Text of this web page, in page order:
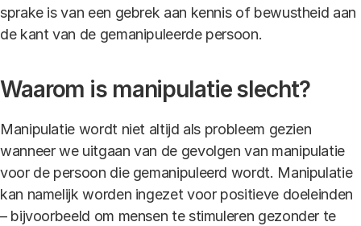
sprake is van een gebrek aan kennis of bewustheid aan
de kant van de gemanipuleerde persoon.
Waarom is manipulatie slecht?
Manipulatie wordt niet altijd als probleem gezien
wanneer we uitgaan van de gevolgen van manipulatie
voor de persoon die gemanipuleerd wordt. Manipulatie
kan namelijk worden ingezet voor positieve doeleinden
– bijvoorbeeld om mensen te stimuleren gezonder te